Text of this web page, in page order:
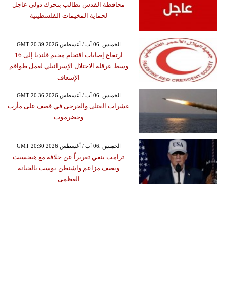
محافظة القدس تطالب بتحرك دولي عاجل
لحماية المخيمات الفلسطينية
GMT 20:39 2026 الخميس ,06 آب / أغسطس
ارتفاع إصابات اقتحام مخيم قلنديا إلى 16
وسط عرقلة الاحتلال الإسرائيلي لعمل طواقم
الإسعاف
GMT 20:36 2026 الخميس ,06 آب / أغسطس
عشرات القتلى والجرحى في قصف على مأرب
وحضرموت
GMT 20:30 2026 الخميس ,06 آب / أغسطس
ترامب ينفي تقريراً عن خلافه مع هيجسيث
ويصف مزاعم واشنطن بوست بالخيانة
العظمى